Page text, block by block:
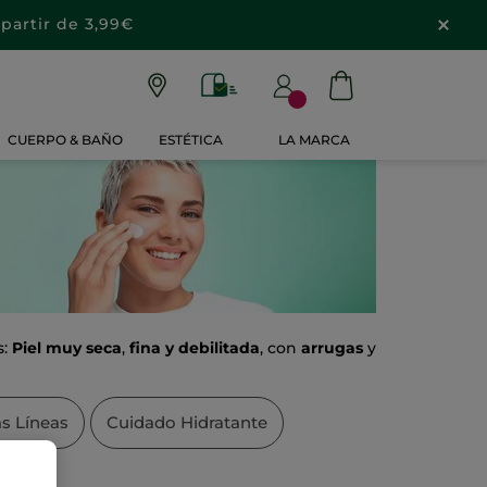
partir de 3,99€
CUERPO & BAÑO ESTÉTICA LA MARCA
Piel muy seca, fina y debilitada, con arrugas y
Líneas Cuidado Hidratante